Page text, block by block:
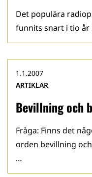
Det populära
funnits snart i tio år
Bevillning och
1.1.2007
ARTIKLAR
Fråga: Finns det
orden bevillning
…